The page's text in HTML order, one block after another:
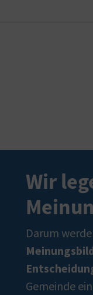
Wir
Darum
Gemeinde